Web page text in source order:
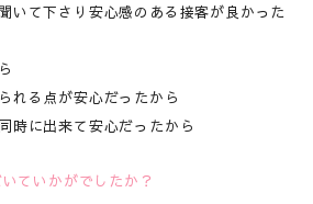
いて下さり安心感のある接客が良かった
れる点が安心だったから
時に出来て安心だったから
ていかがでしたか？